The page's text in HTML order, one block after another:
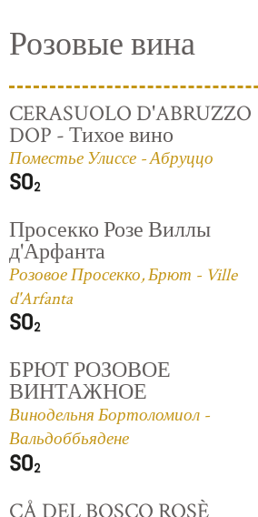
Розовые вина
CERASUOLO D'ABRUZZO
DOP - Тихое вино
Поместье Улиссе - Абруццо
Просекко Розе Виллы
д'Арфанта
Розовое Просекко, Брют - Ville
d'Arfanta
БРЮТ РОЗОВОЕ
ВИНТАЖНОЕ
Винодельня Бортоломиол -
Вальдоббьядене
CÅ DEL BOSCO ROSÈ